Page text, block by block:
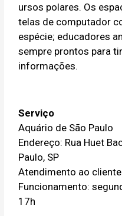
ursos polares. Os
telas de computador
espécie; educadores
sempre prontos para
informações.
Serviço
Aquário de São Paulo
Endereço: Rua Huet
Paulo, SP
Atendimento ao
Funcionamento:
17h